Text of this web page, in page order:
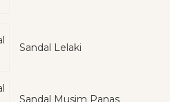
Sandal Lelaki
Sandal Musim Panas